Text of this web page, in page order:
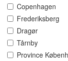
Copenhagen
Frederiksberg
Dragør
Tårnby
Province